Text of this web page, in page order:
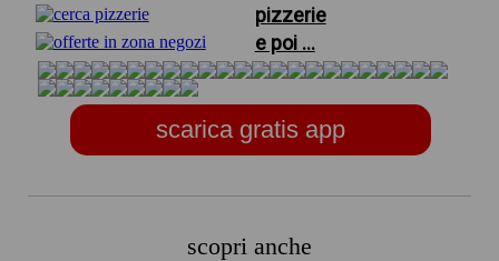
pizzerie
e poi ...
scarica gratis app
scopri anche